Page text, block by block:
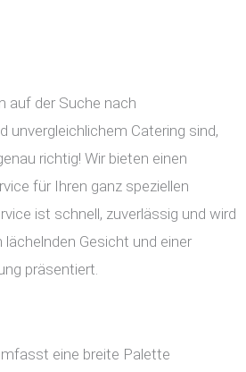
auf der Suche nach
unvergleichlichem Catering sind,
richtig! Wir bieten einen
für Ihren ganz speziellen
ist schnell, zuverlässig und wird
Gesicht und einer
präsentiert.
eine breite Palette